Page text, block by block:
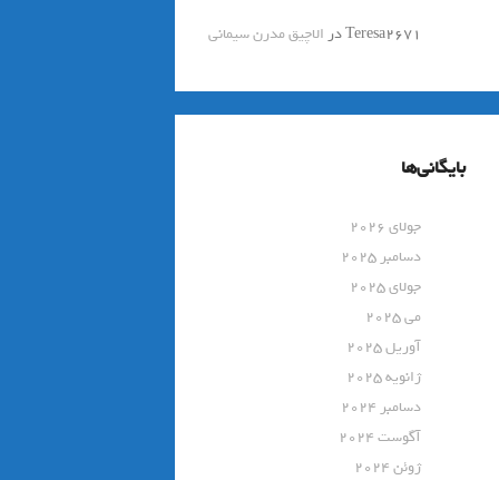
Teresa2671در الاچیق مدرن سیمانی
بایگانی‌ها
جولای 2026
دسامبر 2025
جولای 2025
می 2025
آوریل 2025
ژانویه 2025
دسامبر 2024
آگوست 2024
ژوئن 2024